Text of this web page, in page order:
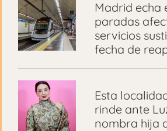
Madrid echa
paradas
servicios
fecha de
Esta
rinde ante
nombra hija